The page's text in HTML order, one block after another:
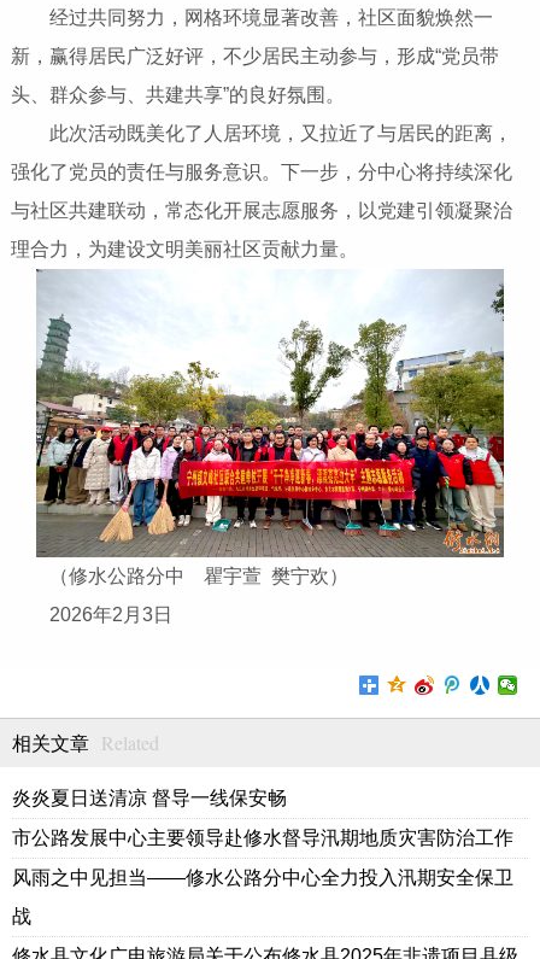
经过共同努力，网格环境显著改善，社区面貌焕然一
新，赢得居民广泛好评，不少居民主动参与，形成“党员带
头、群众参与、共建共享”的良好氛围。
此次活动既美化了人居环境，又拉近了与居民的距离，
强化了党员的责任与服务意识。下一步，分中心将持续深化
与社区共建联动，常态化开展志愿服务，以党建引领凝聚治
理合力，为建设文明美丽社区贡献力量。
（修水公路分中 瞿宇萱 樊宁欢）
2026年2月3日
相关文章 Related
炎炎夏日送清凉 督导一线保安畅
市公路发展中心主要领导赴修水督导汛期地质灾害防治工作
风雨之中见担当——修水公路分中心全力投入汛期安全保卫
战